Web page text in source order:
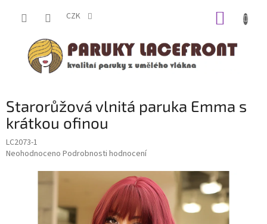
CZK
Starorůžová vlnitá paruka Emma s
krátkou ofinou
LC2073-1
Průměrné
Neohodnoceno Podrobnosti hodnocení